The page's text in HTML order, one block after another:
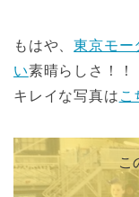
もはや、東京モー
い素晴らしさ！！
キレイな写真は こ
こ